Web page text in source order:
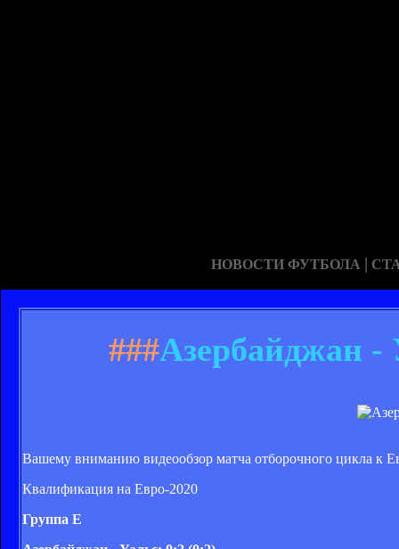
НОВОСТИ ФУТБОЛА |
###Азербайджан -
Вашему вниманию видеообзор матча отборочного цикла к
Квалификация на Евро-2020
Группа E